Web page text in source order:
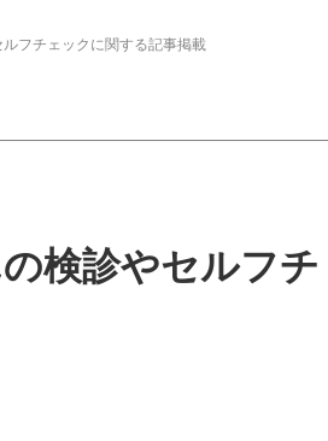
フチェックに関する記事掲載
検診やセルフチ